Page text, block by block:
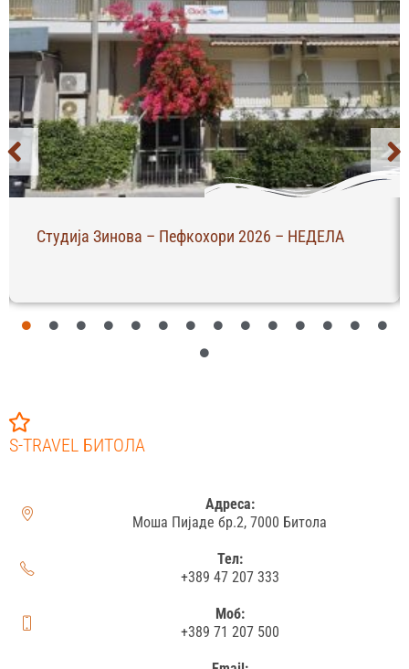
Студија Зинова – Пефкохори 2026 – НЕДЕЛА
S-TRAVEL БИТОЛА
Адреса:
Моша Пијаде бр.2, 7000 Битола
Тел:
+389 47 207 333
Моб:
+389 71 207 500